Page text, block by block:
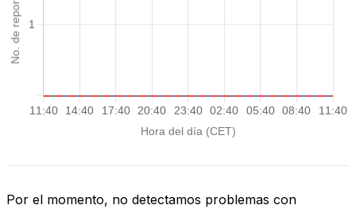
Por el momento, no detectamos problemas con